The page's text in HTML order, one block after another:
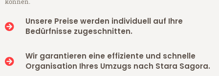
Unsere Preise werden individuell auf Ihre
Bedürfnisse zugeschnitten.
Wir garantieren eine effiziente und schnelle
Organisation Ihres Umzugs nach Stara Sagora.